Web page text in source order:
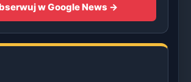
w Google News →